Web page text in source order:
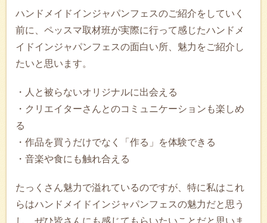
ハンドメイドインジャパンフェスのご紹介をしていく
前に、ペッスマ取材班が実際に行って感じたハンドメ
イドインジャパンフェスの面白い所、魅力をご紹介し
たいと思います。
・人と被らないオリジナルに出会える
・クリエイターさんとのコミュニケーションも楽しめ
る
・作品を買うだけでなく「作る」を体験できる
・音楽や食にも触れ合える
たっくさん魅力で溢れているのですが、特に私はこれ
らはハンドメイドインジャパンフェスの魅力だと思う